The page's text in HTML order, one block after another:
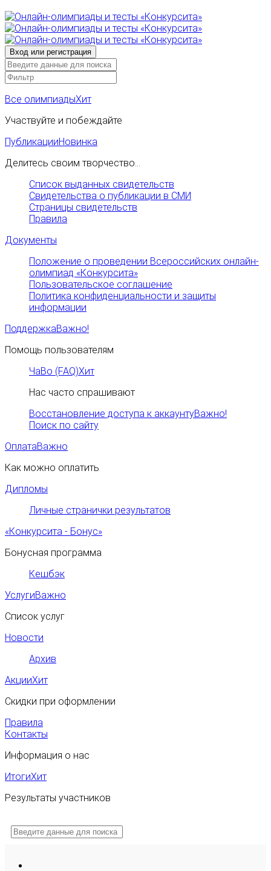
Все олимпиадыХит
Участвуйте и побеждайте
ПубликацииНовинка
Делитесь своим творчество...
Список выданных свидетельств
Свидетельства о публикации в СМИ
Страницы свидетельств
Правила
Документы
Положение о проведении Всероссийских онлайн-
олимпиад «Конкурсита»
Пользовательское соглашение
Политика конфиденциальности и защиты
информации
ПоддержкаВажно!
Помощь пользователям
ЧаВо (FAQ)Хит
Нас часто спрашивают
Восстановление доступа к аккаунтуВажно!
Поиск по сайту
ОплатаВажно
Как можно оплатить
Дипломы
Личные странички результатов
«Конкурсита - Бонус»
Бонусная программа
Кешбэк
УслугиВажно
Список услуг
Новости
Архив
АкцииХит
Скидки при оформлении
Правила
Контакты
Информация о нас
ИтогиХит
Результаты участников